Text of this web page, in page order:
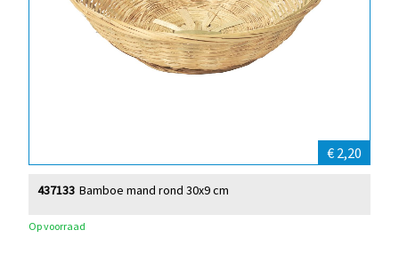
€ 2,20
Bamboe mand rond 30x9 cm
437133
Op voorraad